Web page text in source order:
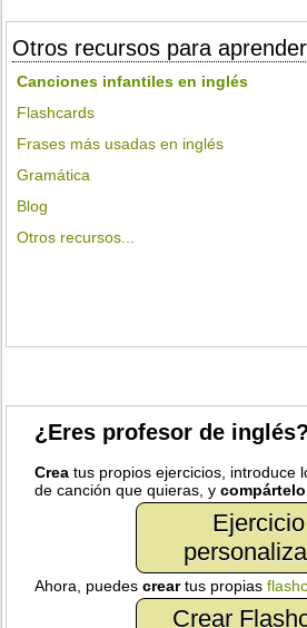
Otros recursos para
Canciones infantiles en inglés
Flashcards
Frases más usadas en inglés
Gramática
Blog
Otros recursos...
¿Eres profesor de inglés?
Crea tus propios ejercicios, introduce
de canción que quieras, ycompártelo
Ejercicio
Ahora, puedescreartus propias
Crear